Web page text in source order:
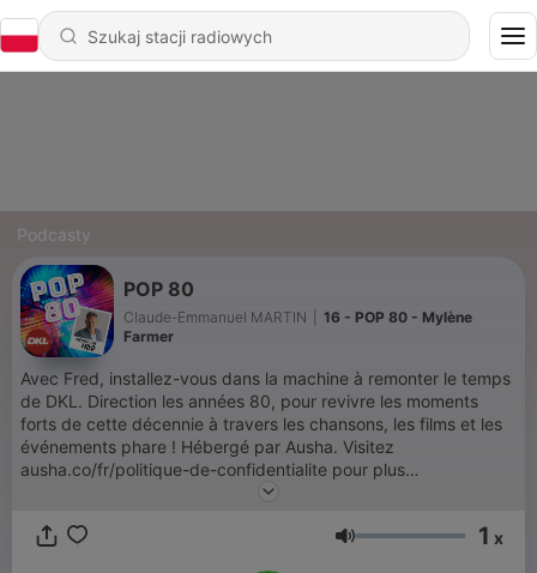
Podcasty
POP 80
Claude-Emmanuel MARTIN
16 - POP 80 - Mylène
Farmer
Avec Fred, installez-vous dans la machine à remonter le temps
de DKL. Direction les années 80, pour revivre les moments
forts de cette décennie à travers les chansons, les films et les
événements phare ! Hébergé par Ausha. Visitez
ausha.co/fr/politique-de-confidentialite pour plus
Głośność 1 x